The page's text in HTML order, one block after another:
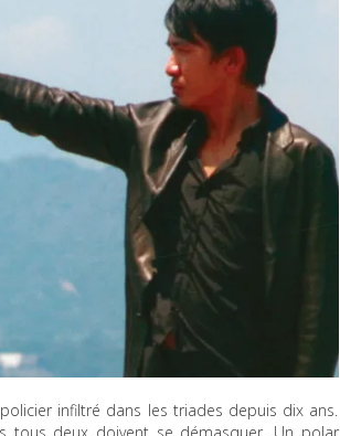
infiltré dans les triades depuis dix ans.